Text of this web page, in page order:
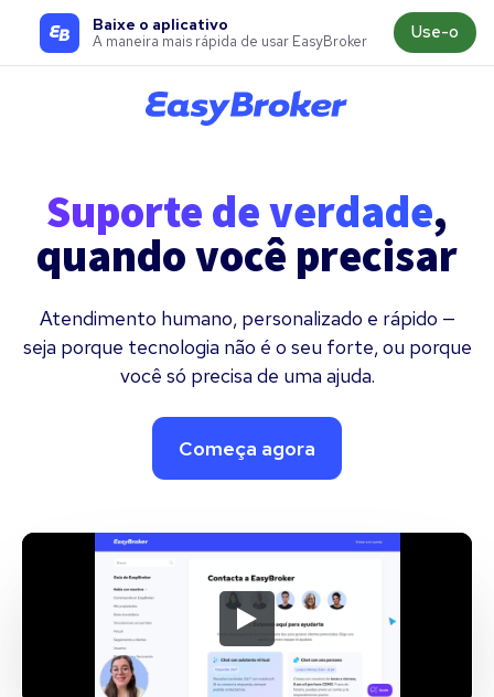
Baixe o aplicativo
A maneira mais rápida de usar EasyBroker Use-o
Suporte de verdade,
quando você precisar
Atendimento humano, personalizado e rápido —
seja porque tecnologia não é o seu forte, ou porque
você só precisa de uma ajuda.
Começa agora